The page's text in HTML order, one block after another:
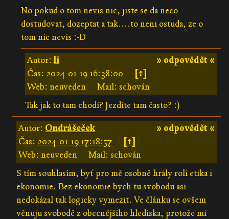
No pokud o tom nevis nic, jiste se da neco
dostudovat, dozeptat a tak....to neni ostuda, ze o
tom nic nevis :-D
» odpovědět «
Autor:li
Čas: 2024-01-19 16:38:00
[↑]
Web: neuveden
Mail: schován
Tak jak to tam chodí? Jezdíte tam často? :)
» odpovědět «
Autor: Ondrášeček
Čas: 2024-01-19 17:18:57
[↑]
Web: neuveden
Mail: schován
S tím souhlasím, byť pro mě osobně hrály roli etika i
ekonomie. Bez ekonomie bych tu svobodu asi
nedokázal tak logicky vymezit. Ve článku se ovšem
věnuju svobodě z obecnějšího hlediska, protože mi